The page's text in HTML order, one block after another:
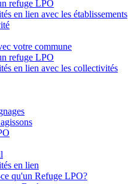
refuge LPO
en lien avec les établissements
votre commune
refuge LPO
en lien avec les collectivités
en lien
qu'un Refuge LPO?